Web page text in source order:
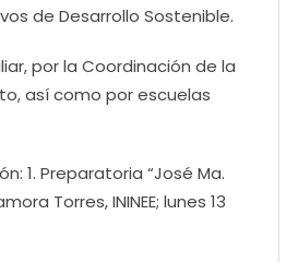
de Desarrollo Sostenible.
por la Coordinación de la
así como por escuelas
1. Preparatoria “José Ma.
Torres, ININEE; lunes 13